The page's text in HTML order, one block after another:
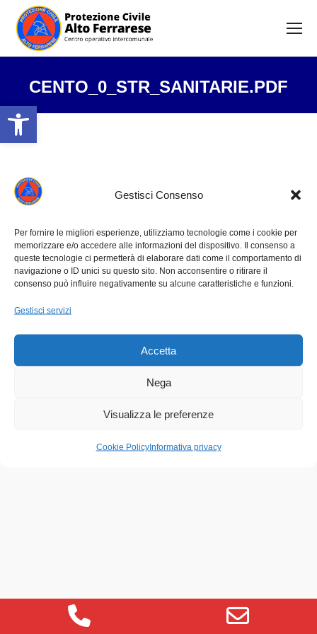
Open toolbar
Gestisci Consenso
Per fornire le migliori esperienze, utilizziamo tecnologie come i cookie per
memorizzare e/o accedere alle informazioni del dispositivo. Il consenso a
queste tecnologie ci permetterà di elaborare dati come il comportamento di
navigazione o ID unici su questo sito. Non acconsentire o ritirare il
consenso può influire negativamente su alcune caratteristiche e funzioni.
Gestisci servizi
Accetta
Nega
Visualizza le preferenze
Cookie PolicyInformativa privacy
CENTO_0_STR_SANITARIE.PDF